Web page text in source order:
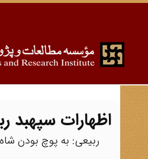
اظهارات سپهبد
ربیعی: به پوچ بودن